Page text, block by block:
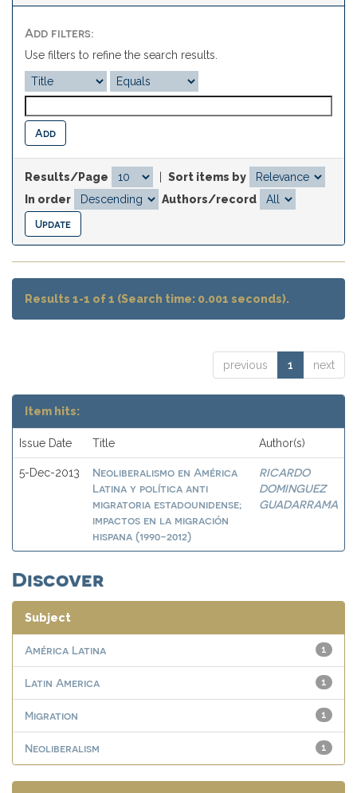
Add filters:
Use filters to refine the search results.
Results/Page
Sort items by
In order
Authors/record
Results 1-1 of 1 (Search time: 0.001 seconds).
previous 1 next
Item hits:
Issue Date Title Author(s)
5-Dec-2013
Neoliberalismo en América
Latina y política anti
migratoria estadounidense;
impactos en la migración
hispana (1990-2012)
RICARDO
DOMINGUEZ
GUADARRAMA
Discover
Subject
1
América Latina
1
Latin America
1
Migration
1
Neoliberalism